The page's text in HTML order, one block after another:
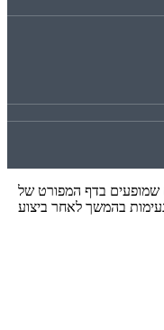
שמופעים בדף המפורט של
בהמשך לאחר ביצוע